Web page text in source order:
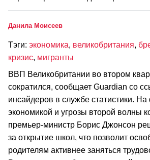
Данила Моисеев
Тэги: экономика, великобритания,
кризис, мигранты
ВВП Великобритании во втором
сократился, сообщает Guardian со
инсайдеров в службе статистики.
экономикой и угрозы второй волны
премьер-министр Борис Джонсон
за открытие школ, что позволит
родителям активнее заняться